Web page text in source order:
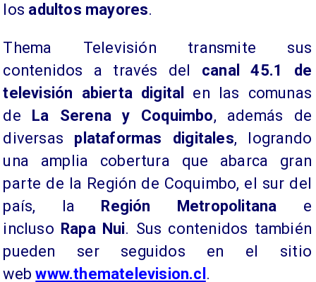
los adultos mayores.
Thema Televisión transmite sus
contenidos a través del canal 45.1 de
televisión abierta digital
en las comunas
de La Serena y Coquimbo, además de
diversas plataformas digitales, logrando
una amplia cobertura que abarca gran
parte de la Región de Coquimbo, el sur del
país, la Región Metropolitana e
incluso Rapa Nui. Sus contenidos también
pueden ser seguidos en el sitio
webwww.thematelevision.cl .